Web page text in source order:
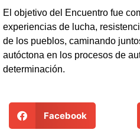
El objetivo del Encuentro fue
experiencias de lucha,
de los pueblos, caminando
autóctona en los procesos de
determinación.
Facebook